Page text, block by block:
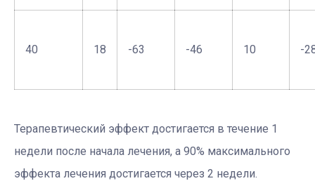
40 18 -63 -46 10 -
Терапевтический эффект достигается в течение 1
недели после начала лечения, а 90% максимального
эффекта лечения достигается через 2 недели.